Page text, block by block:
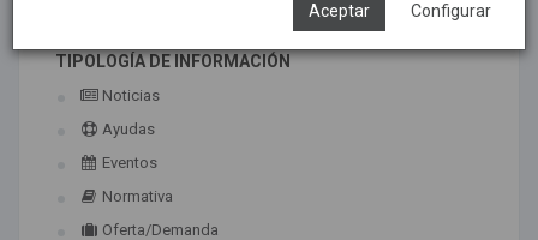
Aceptar Configurar
TIPOLOGÍA DE INFORMACIÓN
Noticias
Ayudas
Eventos
Normativa
Oferta/Demanda